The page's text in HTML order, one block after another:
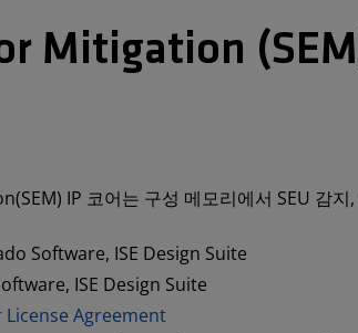
Mitigation
IP 코어는 구성 메모리에서 SEU 감지
Software, ISE Design Suite
ISE Design Suite
License Agreement